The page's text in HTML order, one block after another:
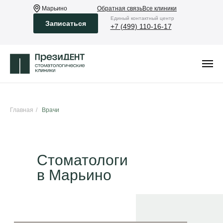
Обратная связьВсе клиники
Eдиный контактный центр
+7 (499) 110-16-17
Марьино
Записаться
Главная / Врачи
Стоматологи
в Марьино